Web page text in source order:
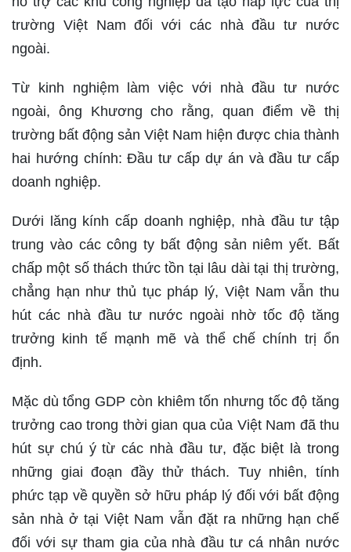
trường Việt Nam đối với các nhà đầu tư nước
ngoài.
Từ kinh nghiệm làm việc với nhà đầu tư nước
ngoài, ông Khương cho rằng, quan điểm về thị
trường bất động sản Việt Nam hiện được chia thành
hai hướng chính: Đầu tư cấp dự án và đầu tư cấp
doanh nghiệp.
Dưới lăng kính cấp doanh nghiệp, nhà đầu tư tập
trung vào các công ty bất động sản niêm yết. Bất
chấp một số thách thức tồn tại lâu dài tại thị trường,
chẳng hạn như thủ tục pháp lý, Việt Nam vẫn thu
hút các nhà đầu tư nước ngoài nhờ tốc độ tăng
trưởng kinh tế mạnh mẽ và thể chế chính trị ổn
định.
Mặc dù tổng GDP còn khiêm tốn nhưng tốc độ tăng
trưởng cao trong thời gian qua của Việt Nam đã thu
hút sự chú ý từ các nhà đầu tư, đặc biệt là trong
những giai đoạn đầy thử thách. Tuy nhiên, tính
phức tạp về quyền sở hữu pháp lý đối với bất động
sản nhà ở tại Việt Nam vẫn đặt ra những hạn chế
đối với sự tham gia của nhà đầu tư cá nhân nước